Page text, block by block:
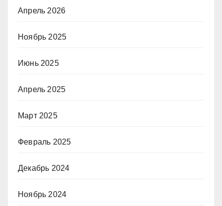
Апрель 2026
Ноябрь 2025
Июнь 2025
Апрель 2025
Март 2025
Февраль 2025
Декабрь 2024
Ноябрь 2024